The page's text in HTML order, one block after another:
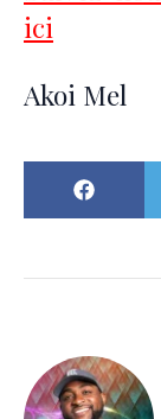
ici
Akoi Mel